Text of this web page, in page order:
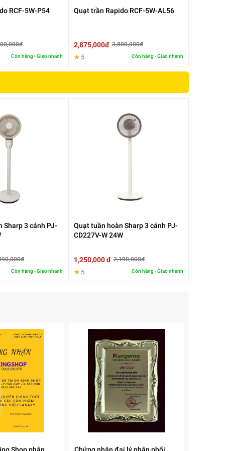
RCF-5W-P54
Còn hàng - Giao nhanh
Quạt trần Rapido RCF-5W-AL56
2,875,000đ 3,800,000đ
★ 5 Còn hàng - Giao nhanh
Sharp 3 cánh PJ-
Còn hàng - Giao nhanh
Quạt tuần hoàn Sharp 3 cánh PJ-
CD227V-W 24W
1,250,000 đ 2,190,000đ
★ 5 Còn hàng - Giao nhanh